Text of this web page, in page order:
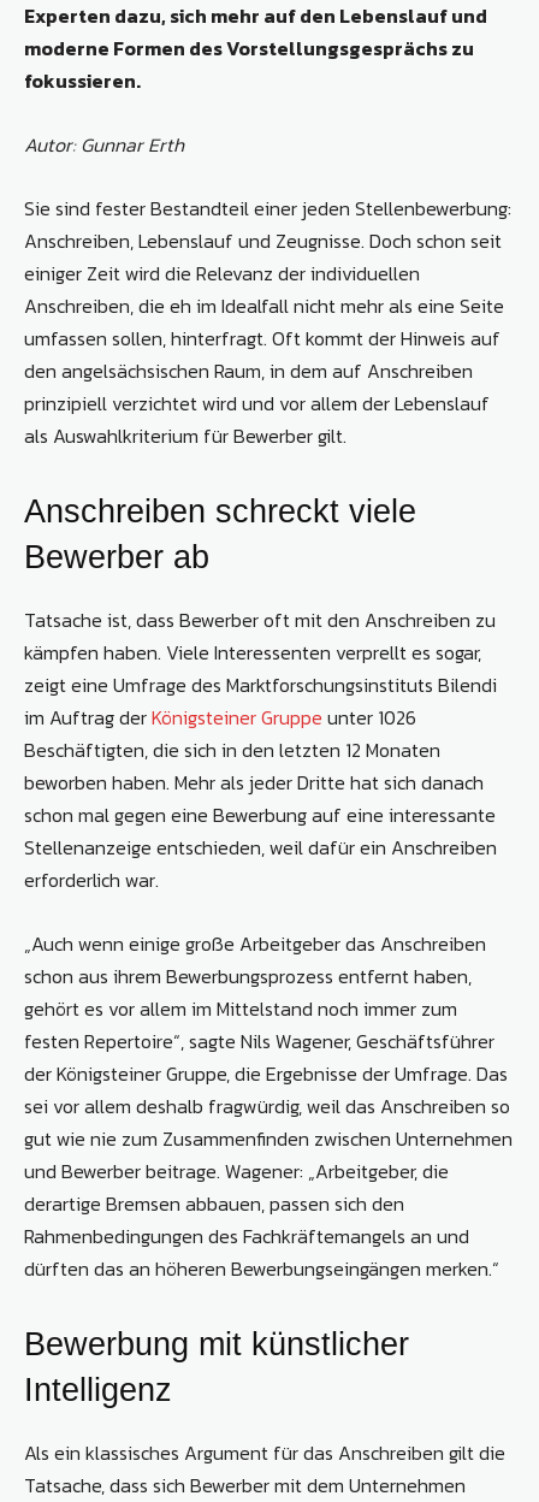
Experten dazu, sich mehr auf den Lebenslauf und
moderne Formen des Vorstellungsgesprächs zu
fokussieren.
Autor: Gunnar Erth
Sie sind fester Bestandteil einer jeden Stellenbewerbung:
Anschreiben, Lebenslauf und Zeugnisse. Doch schon seit
einiger Zeit wird die Relevanz der individuellen
Anschreiben, die eh im Idealfall nicht mehr als eine Seite
umfassen sollen, hinterfragt. Oft kommt der Hinweis auf
den angelsächsischen Raum, in dem auf Anschreiben
prinzipiell verzichtet wird und vor allem der Lebenslauf
als Auswahlkriterium für Bewerber gilt.
Anschreiben schreckt viele
Bewerber ab
Tatsache ist, dass Bewerber oft mit den Anschreiben zu
kämpfen haben. Viele Interessenten verprellt es sogar,
zeigt eine Umfrage des Marktforschungsinstituts Bilendi
im Auftrag derKönigsteiner Gruppe unter 1026
Beschäftigten, die sich in den letzten 12 Monaten
beworben haben. Mehr als jeder Dritte hat sich danach
schon mal gegen eine Bewerbung auf eine interessante
Stellenanzeige entschieden, weil dafür ein Anschreiben
erforderlich war.
„Auch wenn einige große Arbeitgeber das Anschreiben
schon aus ihrem Bewerbungsprozess entfernt haben,
gehört es vor allem im Mittelstand noch immer zum
festen Repertoire“, sagte Nils Wagener, Geschäftsführer
der Königsteiner Gruppe, die Ergebnisse der Umfrage. Das
sei vor allem deshalb fragwürdig, weil das Anschreiben so
gut wie nie zum Zusammenfinden zwischen Unternehmen
und Bewerber beitrage. Wagener: „Arbeitgeber, die
derartige Bremsen abbauen, passen sich den
Rahmenbedingungen des Fachkräftemangels an und
dürften das an höheren Bewerbungseingängen merken.“
Bewerbung mit künstlicher
Intelligenz
Als ein klassisches Argument für das Anschreiben gilt die
Tatsache, dass sich Bewerber mit dem Unternehmen